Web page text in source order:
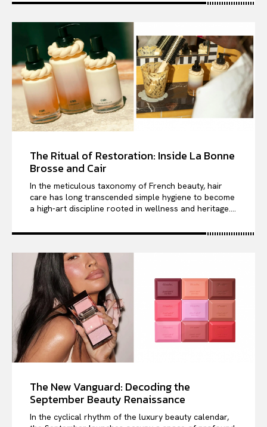
The Ritual of Restoration: Inside La Bonne
Brosse and Cair
In the meticulous taxonomy of French beauty, hair
care has long transcended simple hygiene to become
a high-art discipline rooted in wellness and heritage....
The New Vanguard: Decoding the
September Beauty Renaissance
In the cyclical rhythm of the luxury beauty calendar,